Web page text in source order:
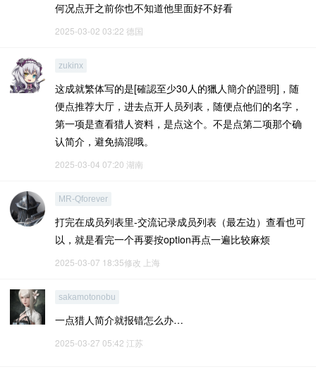
何况点开之前你也不知道他里面好不好看
2025-03-02 03:22 德国
zukinx
这成就繁体写的是[確認至少30人的獵人簡介的證明]，随
便点推荐大厅，进去点开人员列表，随便点他们的名字，
第一项是查看猎人资料，是点这个。不是点第二项那个确
认简介，避免搞混哦。
2025-03-04 07:20 湖南
MR-Qforever
打完在成员列表里-交流记录成员列表（最左边）查看也可
以，就是看完一个再要按option再点一遍比较麻烦
2025-03-07 18:35修改 上海
sakamotonobu
一点猎人简介就报错怎么办…
2025-03-27 05:42 江苏